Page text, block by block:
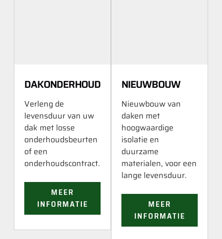
DAKONDERHOUD
Verleng de
levensduur van uw
dak met losse
onderhoudsbeurten
of een
onderhoudscontract.
MEER
INFORMATIE
NIEUWBOUW
Nieuwbouw van
daken met
hoogwaardige
isolatie en
duurzame
materialen, voor een
lange levensduur.
MEER
INFORMATIE